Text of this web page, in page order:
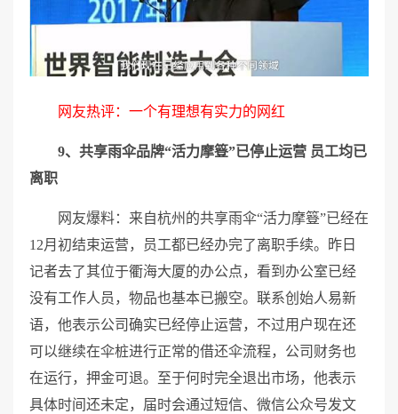
网友热评：一个有理想有实力的网红
9、共享雨伞品牌“活力摩簦”已停止运营 员工均已
离职
网友爆料：来自杭州的共享雨伞“活力摩簦”已经在
12月初结束运营，员工都已经办完了离职手续。昨日
记者去了其位于衢海大厦的办公点，看到办公室已经
没有工作人员，物品也基本已搬空。联系创始人易新
语，他表示公司确实已经停止运营，不过用户现在还
可以继续在伞桩进行正常的借还伞流程，公司财务也
在运行，押金可退。至于何时完全退出市场，他表示
具体时间还未定，届时会通过短信、微信公众号发文